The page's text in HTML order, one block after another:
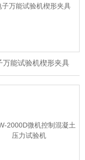
万能试验机楔形夹具